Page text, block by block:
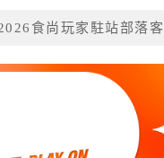
食尚玩家駐站部落客